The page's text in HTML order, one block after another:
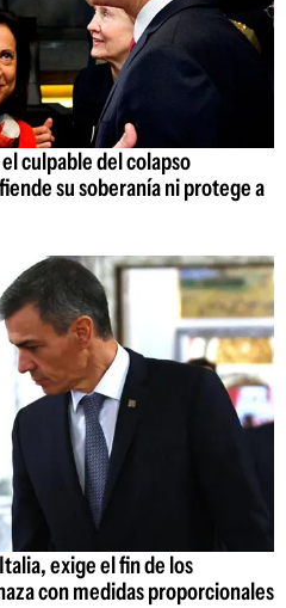
el culpable del colapso
su soberanía ni protege a
exige el fin de los
con medidas proporcionales